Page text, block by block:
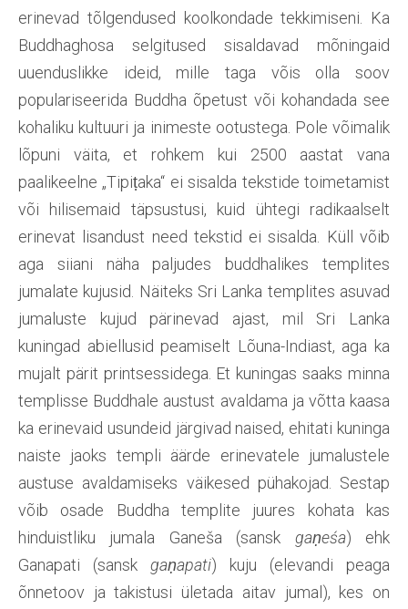
erinevad tõlgendused koolkondade tekkimiseni. Ka
Buddhaghosa selgitused sisaldavad mõningaid
uuenduslikke ideid, mille taga võis olla soov
populariseerida Buddha õpetust või kohandada see
kohaliku kultuuri ja inimeste ootustega. Pole võimalik
lõpuni väita, et rohkem kui 2500 aastat vana
paalikeelne „Tipiṭaka“ ei sisalda tekstide toimetamist
või hilisemaid täpsustusi, kuid ühtegi radikaalselt
erinevat lisandust need tekstid ei sisalda. Küll võib
aga siiani näha paljudes buddhalikes templites
jumalate kujusid. Näiteks Sri Lanka templites asuvad
jumaluste kujud pärinevad ajast, mil Sri Lanka
kuningad abiellusid peamiselt Lõuna-Indiast, aga ka
mujalt pärit printsessidega. Et kuningas saaks minna
templisse Buddhale austust avaldama ja võtta kaasa
ka erinevaid usundeid järgivad naised, ehitati kuninga
naiste jaoks templi äärde erinevatele jumalustele
austuse avaldamiseks väikesed pühakojad. Sestap
võib osade Buddha templite juures kohata kas
hinduistliku jumala Ganeša (sansk gaṇeśa) ehk
Ganapati (sansk gaṇapati) kuju (elevandi peaga
õnnetoov ja takistusi ületada aitav jumal), kes on